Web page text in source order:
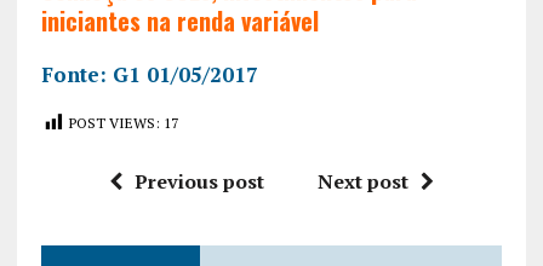
iniciantes na renda variável
Fonte: G1 01/05/2017
POST VIEWS: 17
Previous post Next post